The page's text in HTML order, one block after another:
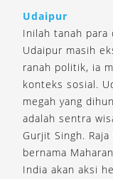
Udaipur
Inilah tanah para
Udaipur masih
ranah politik, ia
konteks sosial.
megah yang
adalah sentra
Gurjit Singh.
bernama
India akan aksi